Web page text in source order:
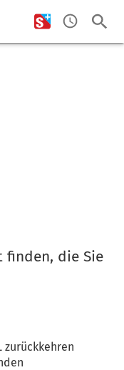
finden, die Sie
zurückkehren